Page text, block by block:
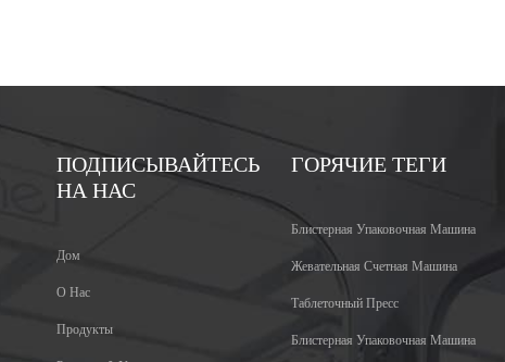
ПОДПИСЫВАЙТЕСЬ
НА НАС
Дом
О Нас
Продукты
ГОРЯЧИЕ ТЕГИ
Блистерная Упаковочная Машина
Жевательная Счетная Машина
Таблеточный Пресс
Блистерная Упаковочная Машина